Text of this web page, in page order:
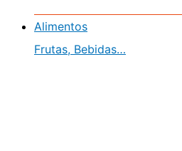
Alimentos
Frutas, Bebidas…